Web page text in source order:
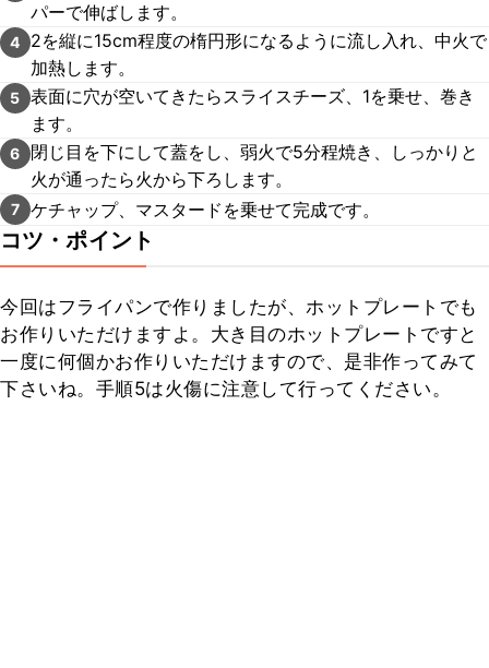
パーで伸ばします。
4
2を縦に15cm程度の楕円形になるように流し入れ、中火で
加熱します。
5 表面に穴が空いてきたらスライスチーズ、1を乗せ、巻き
ます。
6
閉じ目を下にして蓋をし、弱火で5分程焼き、しっかりと
火が通ったら火から下ろします。
7 ケチャップ、マスタードを乗せて完成です。
コツ・ポイント
今回はフライパンで作りましたが、ホットプレートでも
お作りいただけますよ。大き目のホットプレートですと
一度に何個かお作りいただけますので、是非作ってみて
下さいね。手順5は火傷に注意して行ってください。